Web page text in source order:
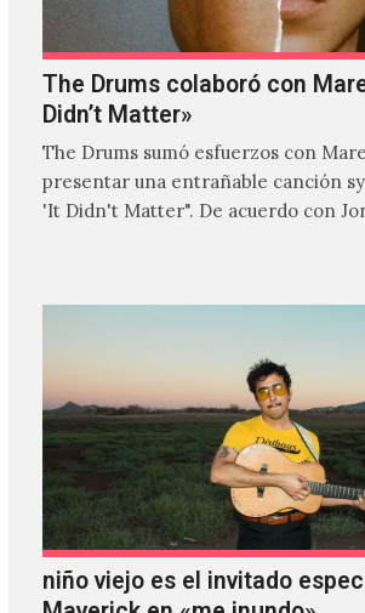
The Drums colaboró con
Didn’t Matter»
The Drums sumó esfuerzos con
presentar una entrañable canción
'It Didn't Matter". De acuerdo con
niño viejo es el invitado